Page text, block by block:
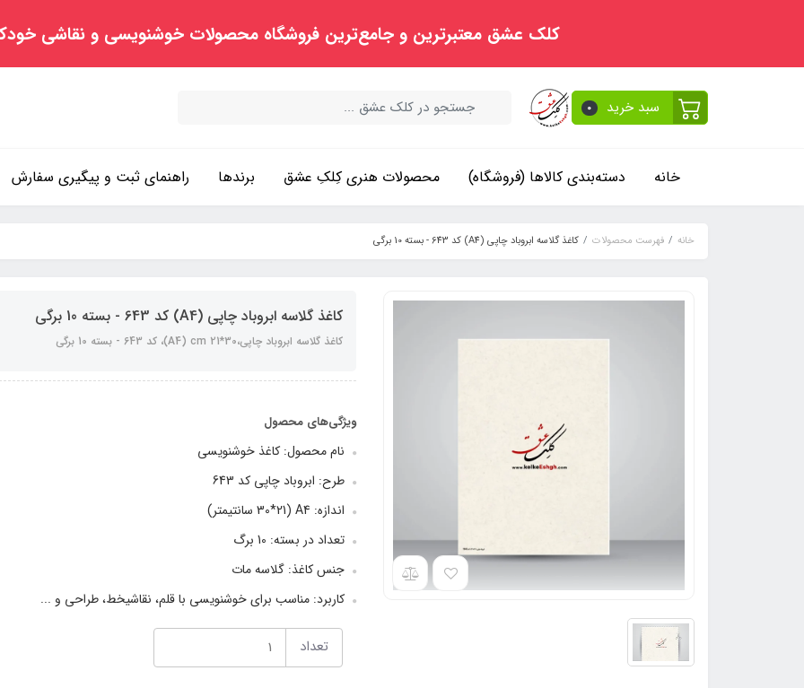
کلک عشق معتبرترین و جامع‌ترین فروشگاه محصولات خوشنویسی و نقاشی
سبد خرید 0
خانه دسته‌بندی کالاها (فروشگاه) محصولات هنری کِلکِ عشق برندها راهنمای ثبت و پیگیری سفارش
خانه فهرست محصولات کاغذ گلاسه ابروباد چاپی (A4) کد 643 - بسته 10 برگی
کاغذ گلاسه ابروباد چاپی (A4) کد 643 - بسته 10 برگی
کاغذ گلاسه ابروباد چاپی،30*21 A4) cm)، کد 643 - بسته 10 برگی
ویژگی‌های محصول
نام محصول: کاغذ خوشنویسی
طرح: ابروباد چاپی کد 643
اندازه: A4 (30*21 سانتیمتر)
تعداد در بسته: 10 برگ
جنس کاغذ: گلاسه مات
کاربرد: مناسب برای خوشنویسی با قلم، نقاشیخط، طراحی و ...
تعداد